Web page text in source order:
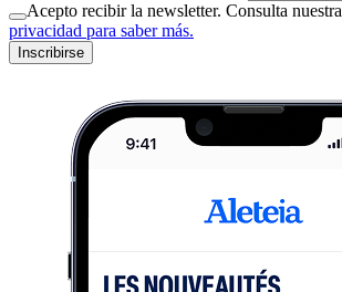
Acepto recibir la newsletter. Consulta nuestra
privacidad para saber más.
Inscribirse